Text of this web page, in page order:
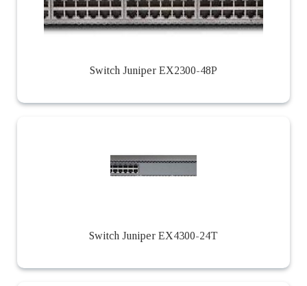
Switch Juniper EX2300-48P
Switch Juniper EX4300-24T